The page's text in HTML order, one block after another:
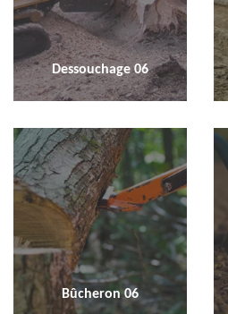
Dessouchage 06
Bûcheron 06